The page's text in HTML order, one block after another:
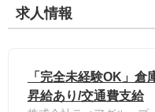
求人情報
「完全未経験OK」
昇給あり/交通費支給